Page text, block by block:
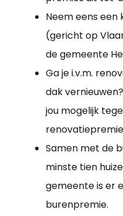
Neem eens een
(gericht op
de gemeente
Ga je i.v.m.
dak
jou mogelijk
Samen met de
minste tien
gemeente is er
burenpremie.